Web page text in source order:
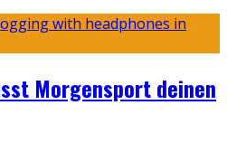
Morgensport deinen